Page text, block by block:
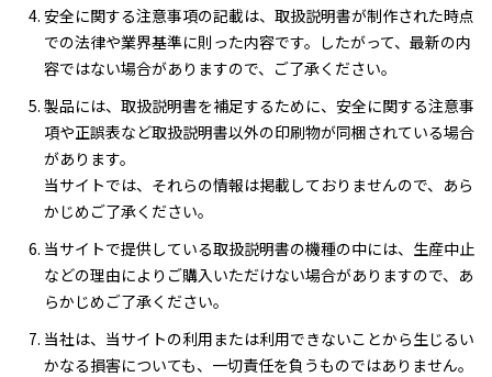
安全に関する注意事項の記載は、取扱説明書が制作された時点
での法律や業界基準に則った内容です。したがって、最新の内
容ではない場合がありますので、ご了承ください。
製品には、取扱説明書を補足するために、安全に関する注意事
項や正誤表など取扱説明書以外の印刷物が同梱されている場合
があります。
当サイトでは、それらの情報は掲載しておりませんので、あら
かじめご了承ください。
当サイトで提供している取扱説明書の機種の中には、生産中止
などの理由によりご購入いただけない場合がありますので、あ
らかじめご了承ください。
当社は、当サイトの利用または利用できないことから生じるい
かなる損害についても、一切責任を負うものではありません。